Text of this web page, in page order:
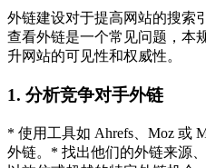
外链建设对于提高网站的搜索
查看外链是一个常见问题，本
升网站的可见性和权威性。
1. 分析竞争对手外链
* 使用工具如 Ahrefs、Moz 或
外链。* 找出他们的外链来源